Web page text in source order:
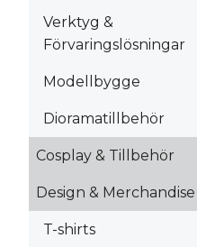
Verktyg &
Förvaringslösningar
Modellbygge
Dioramatillbehör
Cosplay & Tillbehör
Design & Merchandise
T-shirts